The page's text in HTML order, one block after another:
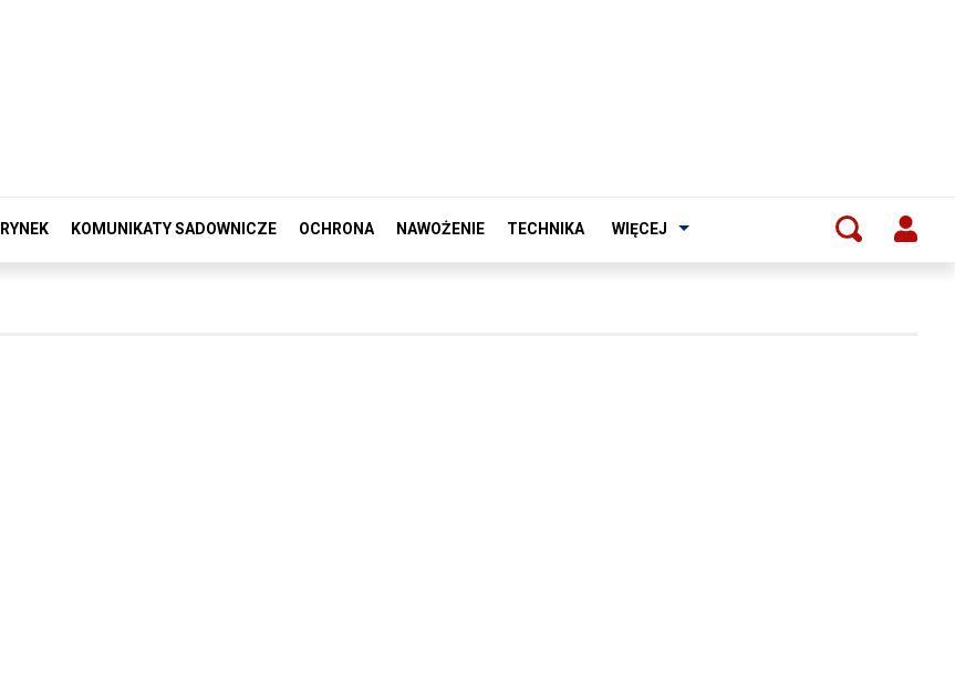
RYNEK KOMUNIKATY SADOWNICZE OCHRONA NAWOŻENIE TECHNIKA WIĘCEJ